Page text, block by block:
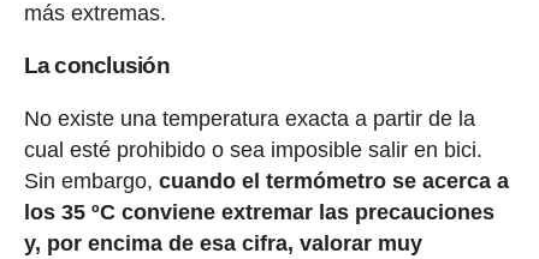
más extremas.
La conclusión
No existe una temperatura exacta a partir de la
cual esté prohibido o sea imposible salir en bici.
Sin embargo, cuando el termómetro se acerca a
los 35 ºC conviene extremar las precauciones
y, por encima de esa cifra, valorar muy